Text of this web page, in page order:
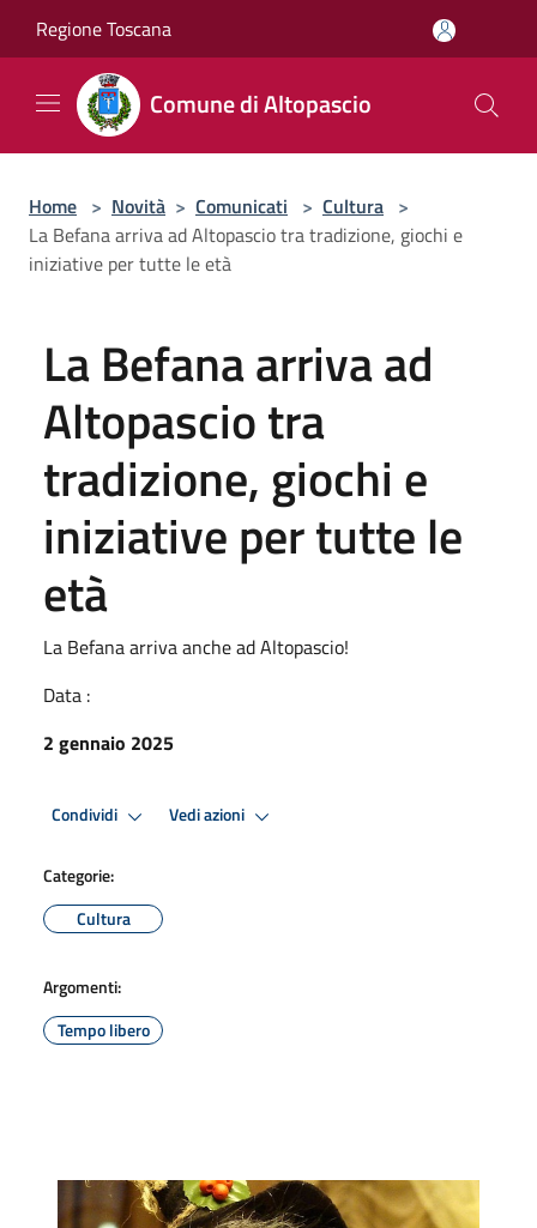
Regione Toscana
Comune di Altopascio
Home > Novità > Comunicati > Cultura >
La Befana arriva ad Altopascio tra tradizione, giochi e
iniziative per tutte le età
La Befana arriva ad
Altopascio tra
tradizione, giochi e
iniziative per tutte le
età
La Befana arriva anche ad Altopascio!
Data :
2 gennaio 2025
Condividi Vedi azioni
Categorie:
Cultura
Argomenti:
Tempo libero